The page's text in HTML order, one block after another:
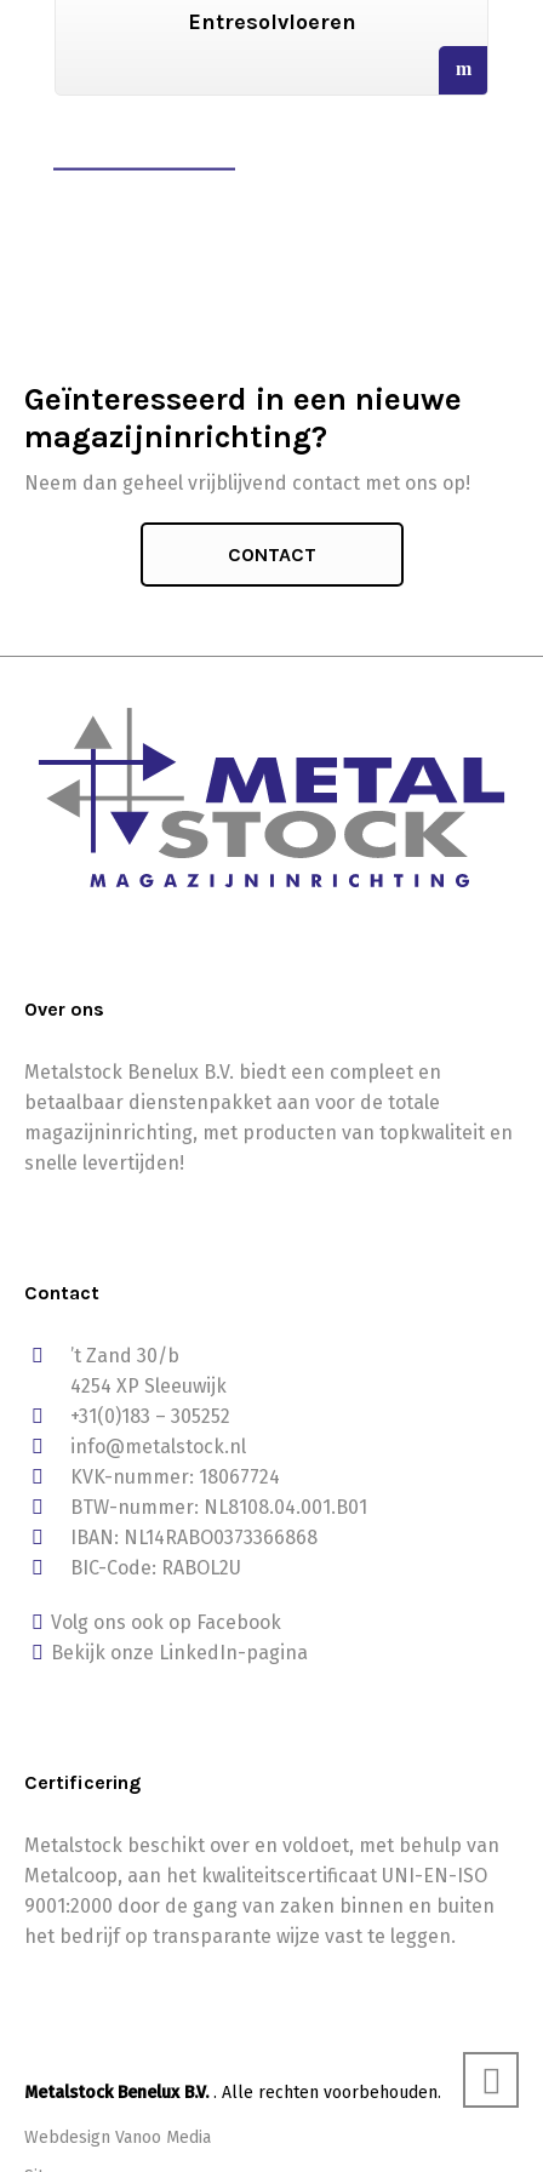
Archiefstellingen
Geïnteresseerd in een nieuwe
magazijninrichting?
Neem dan geheel vrijblijvend contact met ons op!
CONTACT
Over ons
Metalstock Benelux B.V. biedt een compleet en
betaalbaar dienstenpakket aan voor de totale
magazijninrichting, met producten van topkwaliteit en
snelle levertijden!
Contact
’t Zand 30/b
4254 XP Sleeuwijk
+31(0)183 – 305252
info@metalstock.nl
KVK-nummer: 18067724
BTW-nummer: NL8108.04.001.B01
IBAN: NL14RABO0373366868
BIC-Code: RABOL2U
Volg ons ook op Facebook
Bekijk onze LinkedIn-pagina
Certificering
Metalstock beschikt over en voldoet, met behulp van
Metalcoop, aan het kwaliteitscertificaat UNI-EN-ISO
9001:2000 door de gang van zaken binnen en buiten
het bedrijf op transparante wijze vast te leggen.
Metalstock Benelux B.V.. Alle rechten voorbehouden.
Webdesign Vanoo Media